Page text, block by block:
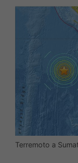
Terremoto a